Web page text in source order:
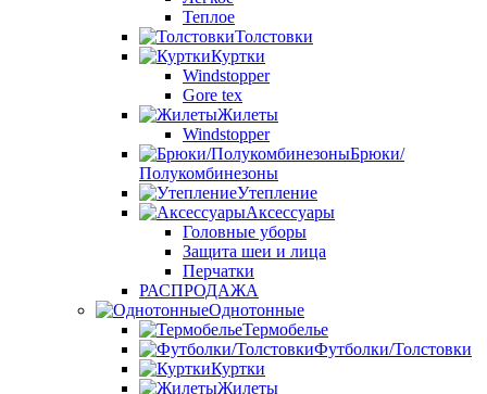
Теплое
Толстовки
Куртки
Windstopper
Gore tex
Жилеты
Windstopper
Брюки/
Полукомбинезоны
Утепление
Аксессуары
Головные уборы
Защита шеи и лица
Перчатки
РАСПРОДАЖА
Однотонные
Термобелье
Футболки/Толстовки
Куртки
Жилеты